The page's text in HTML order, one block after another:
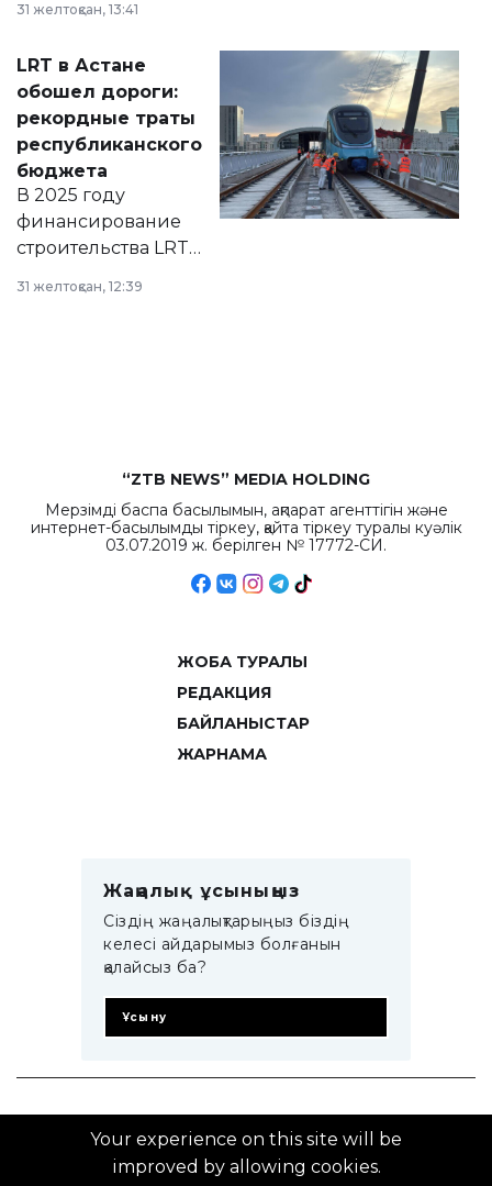
2028 годы.
документ
появился в базе
нормативных
правовых актов и
на сайте маслихат
города.
31 желтоқсан, 13:41
LRT в Астане
обошел дороги:
рекордные траты
республиканского
бюджета
В 2025 году
финансирование
строительства LRT
республиканского
31 желтоқсан, 12:39
“ZTB NEWS” MEDIA HOLDING
Мерзімді баспа басылымын, ақпарат агенттігін және
интернет-басылымды тіркеу, қайта тіркеу туралы куәлік
03.07.2019 ж. берілген № 17772-СИ.
ЖОБА ТУРАЛЫ
РЕДАКЦИЯ
БАЙЛАНЫСТАР
ЖАРНАМА
Жаңалық ұсыныңыз
Сіздің жаңалықтарыңыз біздің
келесі айдарымыз болғанын
қалайсыз ба?
Ұсыну
© 2014–2025 ZTB.KZ
Your experience on this site will be
improved by allowing cookies.